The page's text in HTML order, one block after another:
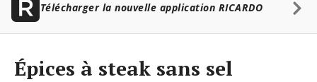
Télécharger la nouvelle application RICARDO
Épices à steak sans sel